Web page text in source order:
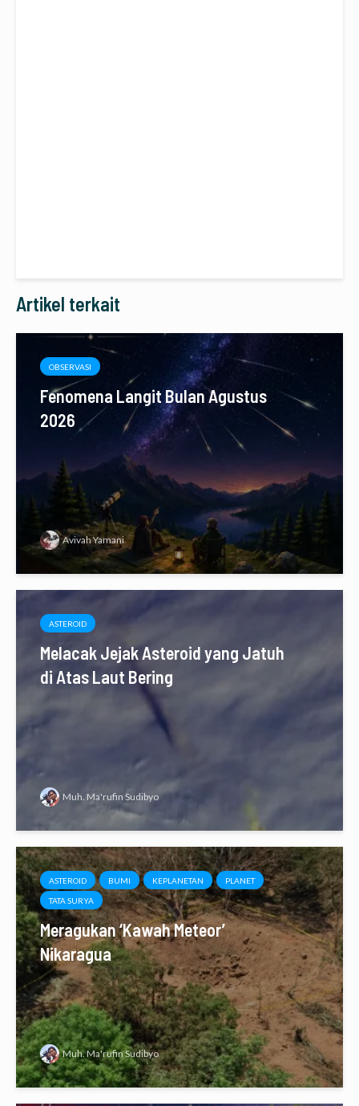
Artikel terkait
OBSERVASI
Fenomena Langit Bulan Agustus
2026
Avivah Yamani
ASTEROID
Melacak Jejak Asteroid yang Jatuh
di Atas Laut Bering
Muh. Ma'rufin Sudibyo
ASTEROID BUMI KEPLANETAN PLANET
TATA SURYA
Meragukan ‘Kawah Meteor’
Nikaragua
Muh. Ma'rufin Sudibyo